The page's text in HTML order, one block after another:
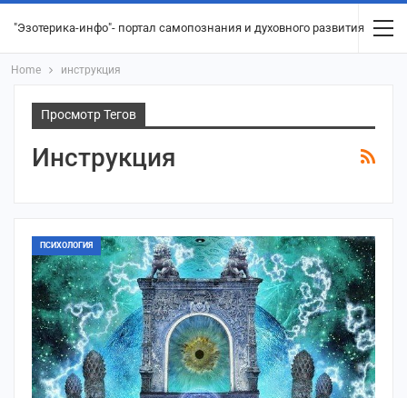
"Эзотерика-инфо"- портал самопознания и духовного развития
Home инструкция
Просмотр Тегов
Инструкция
ПСИХОЛОГИЯ